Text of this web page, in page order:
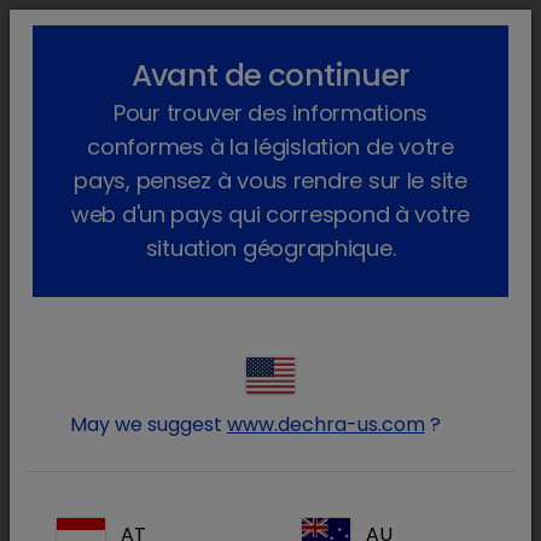
lock_outline search menu
Euthanasie
Découvrez notre produit en euthanasie :
Connectez-vous à votre
compte Dechra
Avant de continuer
Pour trouver des informations
conformes à la législation de votre
pays, pensez à vous rendre sur le site
web d'un pays qui correspond à votre
situation géographique.
May we suggest www.dechra-us.com ?
AT AU